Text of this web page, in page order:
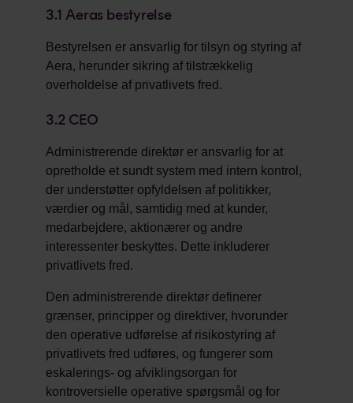
3.1Aeras bestyrelse
Bestyrelsen er ansvarlig for tilsyn og styring af
Aera, herunder sikring af tilstrækkelig
overholdelse af privatlivets fred.
3.2 CEO
Administrerende direktør er ansvarlig for at
opretholde et sundt system med intern kontrol,
der understøtter opfyldelsen af politikker,
værdier og mål, samtidig med at kunder,
medarbejdere, aktionærer og andre
interessenter beskyttes. Dette inkluderer
privatlivets fred.
Den administrerende direktør definerer
grænser, principper og direktiver, hvorunder
den operative udførelse af risikostyring af
privatlivets fred udføres, og fungerer som
eskalerings- og afviklingsorgan for
kontroversielle operative spørgsmål og for